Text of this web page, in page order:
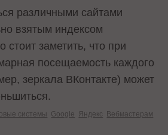
различными сайтами
взятым индексом
стоит заметить, что при
посещаемость каждого
зеркала ВКонтакте) может
системы Google Яндекс Вебмастерам